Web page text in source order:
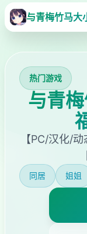
与青梅竹马大
热门游戏
与青
【PC/汉化/
同居 姐姐